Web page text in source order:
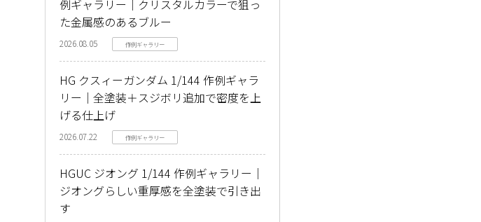
例ギャラリー｜クリスタルカラーで狙っ
た金属感のあるブルー
2026.08.05 作例ギャラリー
HG クスィーガンダム 1/144 作例ギャラ
リー｜全塗装＋スジボリ追加で密度を上
げる仕上げ
2026.07.22 作例ギャラリー
HGUC ジオング 1/144 作例ギャラリー｜
ジオングらしい重厚感を全塗装で引き出
す